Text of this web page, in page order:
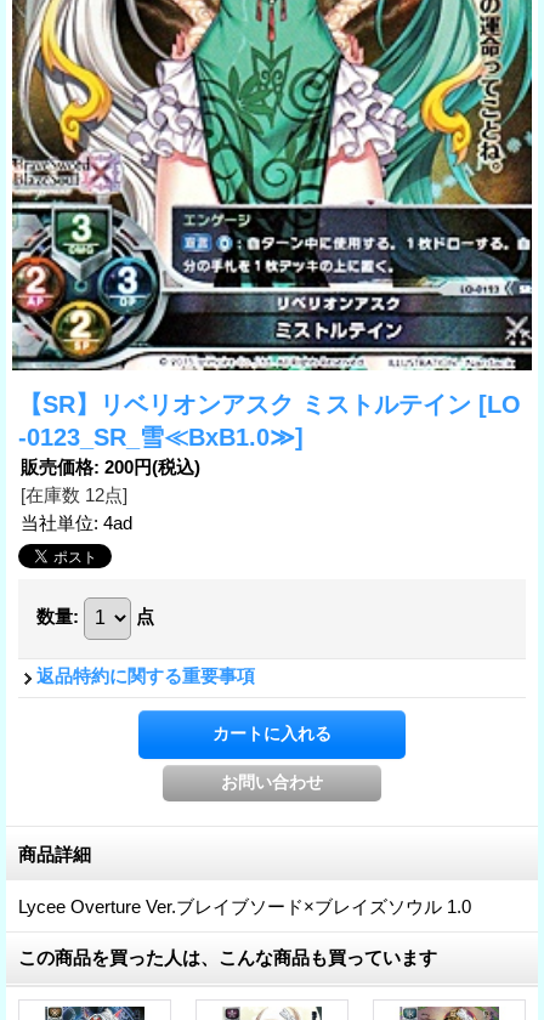
【SR】リベリオンアスク ミストルテイン [LO
-0123_SR_雪≪BxB1.0≫]
販売価格: 200円(税込)
[在庫数 12点]
当社単位: 4ad
数量: 点
返品特約に関する重要事項
商品詳細
Lycee Overture Ver.ブレイブソード×ブレイズソウル 1.0
この商品を買った人は、こんな商品も買っています